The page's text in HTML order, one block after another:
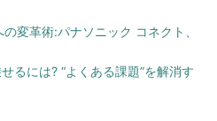
変革術:パナソニック コネクト、
るには? “よくある課題”を解消す